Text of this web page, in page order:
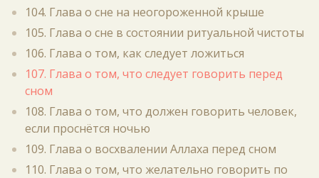
104. Глава о сне на неогороженной крыше
105. Глава о сне в состоянии ритуальной чистоты
106. Глава о том, как следует ложиться
107. Глава о том, что следует говорить перед
сном
108. Глава о том, что должен говорить человек,
если проснётся ночью
109. Глава о восхвалении Аллаха перед сном
110. Глава о том, что желательно говорить по